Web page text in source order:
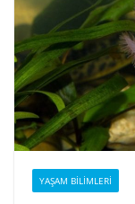
YAŞAM BILIMLERI